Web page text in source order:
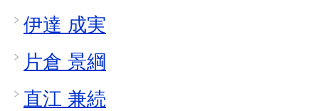
伊達 成実
片倉 景綱
直江 兼続